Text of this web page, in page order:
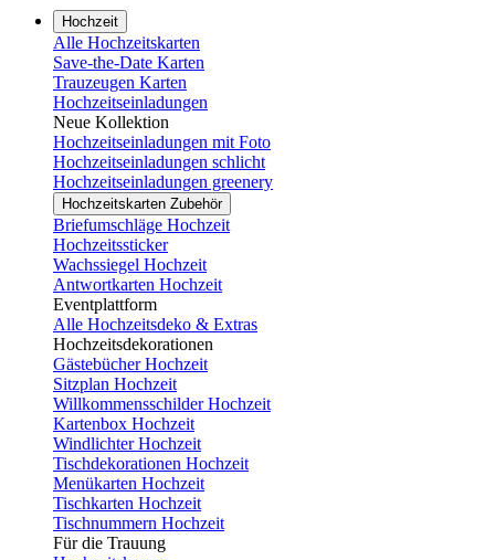
Hochzeit
Alle Hochzeitskarten
Save-the-Date Karten
Trauzeugen Karten
Hochzeitseinladungen
Neue Kollektion
Hochzeitseinladungen mit Foto
Hochzeitseinladungen schlicht
Hochzeitseinladungen greenery
Hochzeitskarten Zubehör
Briefumschläge Hochzeit
Hochzeitssticker
Wachssiegel Hochzeit
Antwortkarten Hochzeit
Eventplattform
Alle Hochzeitsdeko & Extras
Hochzeitsdekorationen
Gästebücher Hochzeit
Sitzplan Hochzeit
Willkommensschilder Hochzeit
Kartenbox Hochzeit
Windlichter Hochzeit
Tischdekorationen Hochzeit
Menükarten Hochzeit
Tischkarten Hochzeit
Tischnummern Hochzeit
Für die Trauung